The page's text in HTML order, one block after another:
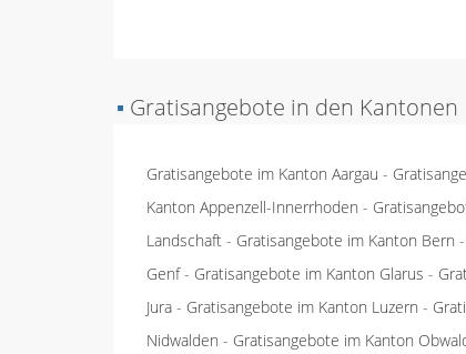
▪ Gratisangebote in den Kantonen
Gratisangebote im Kanton Aargau -
Kanton Appenzell-Innerrhoden -
Landschaft - Gratisangebote im Kanton Bern -
Genf- Gratisangebote im Kanton Glarus -
Jura - Gratisangebote im Kanton Luzern -
Nidwalden - Gratisangebote im Kanton